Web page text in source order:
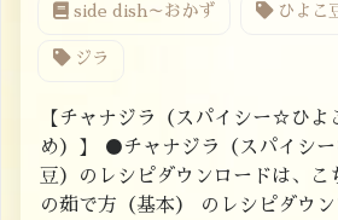
side dish～おかず ひよこ
ジラ
【チャナジラ（スパイシー☆ひよ
め）】 ●チャナジラ（スパイシー
豆）のレシピダウンロードは、
の茹で方（基本） のレシピダウ